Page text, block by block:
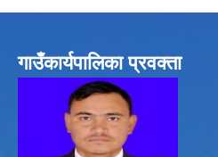
गाउँकार्यपालिका प्रवक्ता